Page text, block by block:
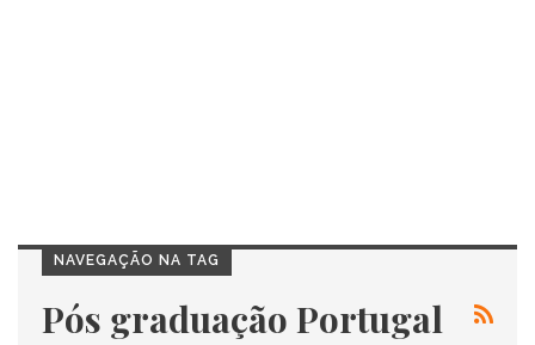
NAVEGAÇÃO NA TAG
Pós graduação Portugal